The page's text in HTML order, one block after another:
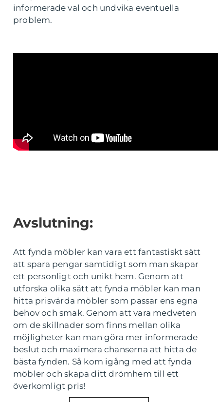
informerade val och undvika eventuella
problem.
Avslutning:
Att fynda möbler kan vara ett fantastiskt sätt
att spara pengar samtidigt som man skapar
ett personligt och unikt hem. Genom att
utforska olika sätt att fynda möbler kan man
hitta prisvärda möbler som passar ens egna
behov och smak. Genom att vara medveten
om de skillnader som finns mellan olika
möjligheter kan man göra mer informerade
beslut och maximera chanserna att hitta de
bästa fynden. Så kom igång med att fynda
möbler och skapa ditt drömhem till ett
överkomligt pris!